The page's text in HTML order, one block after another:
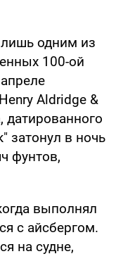
одним из
100-ой
Aldridge &
датированного
затонул в ночь
фунтов,
выполнял
с айсбергом.
на судне,